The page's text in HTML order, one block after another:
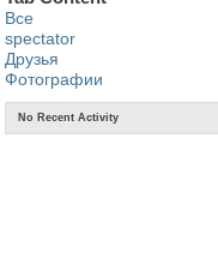
Все
spectator
Друзья
Фотографии
No Recent Activity